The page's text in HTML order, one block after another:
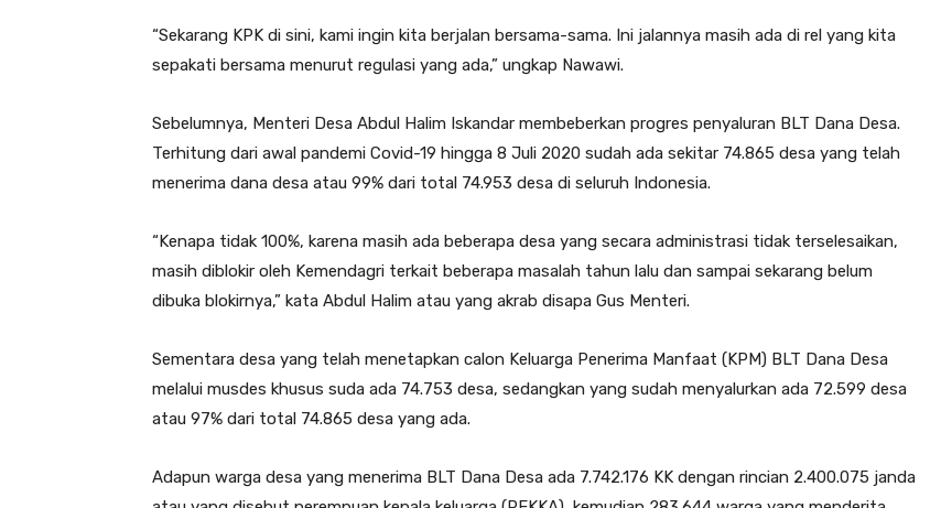
“Sekarang KPK di sini, kami ingin kita berjalan bersama-sama. Ini jalannya masih ada di rel yang kita
sepakati bersama menurut regulasi yang ada,” ungkap Nawawi.
Sebelumnya, Menteri Desa Abdul Halim Iskandar membeberkan progres penyaluran BLT Dana Desa.
Terhitung dari awal pandemi Covid-19 hingga 8 Juli 2020 sudah ada sekitar 74.865 desa yang telah
menerima dana desa atau 99% dari total 74.953 desa di seluruh Indonesia.
“Kenapa tidak 100%, karena masih ada beberapa desa yang secara administrasi tidak terselesaikan,
masih diblokir oleh Kemendagri terkait beberapa masalah tahun lalu dan sampai sekarang belum
dibuka blokirnya,” kata Abdul Halim atau yang akrab disapa Gus Menteri.
Sementara desa yang telah menetapkan calon Keluarga Penerima Manfaat (KPM) BLT Dana Desa
melalui musdes khusus suda ada 74.753 desa, sedangkan yang sudah menyalurkan ada 72.599 desa
atau 97% dari total 74.865 desa yang ada.
Adapun warga desa yang menerima BLT Dana Desa ada 7.742.176 KK dengan rincian 2.400.075 janda